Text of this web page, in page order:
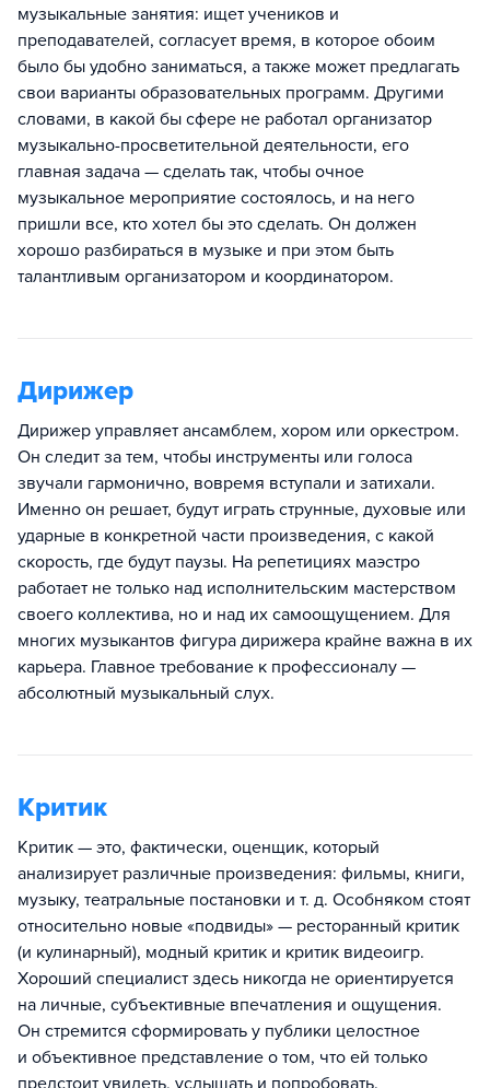
музыкальные занятия: ищет учеников и
преподавателей, согласует время, в которое обоим
было бы удобно заниматься, а также может предлагать
свои варианты образовательных программ. Другими
словами, в какой бы сфере не работал организатор
музыкально-просветительной деятельности, его
главная задача — сделать так, чтобы очное
музыкальное мероприятие состоялось, и на него
пришли все, кто хотел бы это сделать. Он должен
хорошо разбираться в музыке и при этом быть
талантливым организатором и координатором.
Дирижер
Дирижер управляет ансамблем, хором или оркестром.
Он следит за тем, чтобы инструменты или голоса
звучали гармонично, вовремя вступали и затихали.
Именно он решает, будут играть струнные, духовые или
ударные в конкретной части произведения, с какой
скорость, где будут паузы. На репетициях маэстро
работает не только над исполнительским мастерством
своего коллектива, но и над их самоощущением. Для
многих музыкантов фигура дирижера крайне важна в их
карьера. Главное требование к профессионалу —
абсолютный музыкальный слух.
Критик
Критик — это, фактически, оценщик, который
анализирует различные произведения: фильмы, книги,
музыку, театральные постановки и т. д. Особняком стоят
относительно новые «подвиды» — ресторанный критик
(и кулинарный), модный критик и критик видеоигр.
Хороший специалист здесь никогда не ориентируется
на личные, субъективные впечатления и ощущения.
Он стремится сформировать у публики целостное
и объективное представление о том, что ей только
предстоит увидеть, услышать и попробовать.